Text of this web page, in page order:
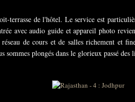
terrasse de l'hôtel. Le service est
avec audio guide et appareil photo
de cours et de salles richement et
plongés dans le glorieux passé des